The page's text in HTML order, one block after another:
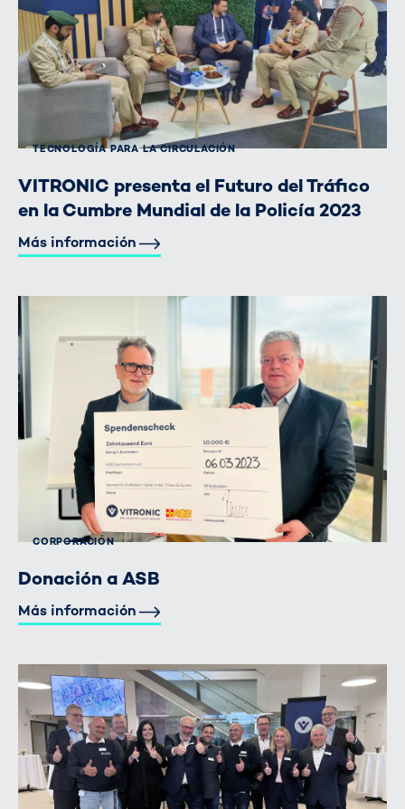
TECNOLOGÍA PARA LA CIRCULACIÓN
VITRONIC presenta el Futuro del Tráfico
en la Cumbre Mundial de la Policía 2023
Más información
CORPORACIÓN
Donación a ASB
Más información